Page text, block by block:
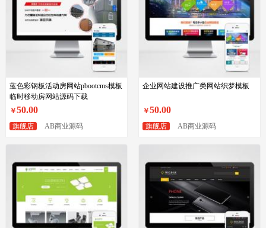
蓝色彩钢板活动房网站pbootcms模板
临时移动房网站源码下载
￥50.00
旗舰店 AB商业源码
企业网站建设推广类网站织梦模板
￥50.00
旗舰店 AB商业源码